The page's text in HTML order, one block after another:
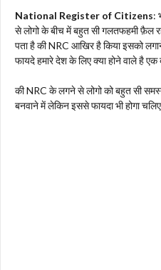
National Register of Citizens:
से लोगो के बीच में बहुत सी गलतफहमी फ़ैल
पता है की NRC आखिर है किया इसको
फायदे हमारे देश के लिए क्या होने वाले है एक
की NRC के लगने से लोगो को बहुत सी
बनवाने में लेकिन इससे फायदा भी होगा